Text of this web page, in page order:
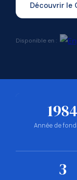
Découvrir le
Disponible en :
1984
Année de
3